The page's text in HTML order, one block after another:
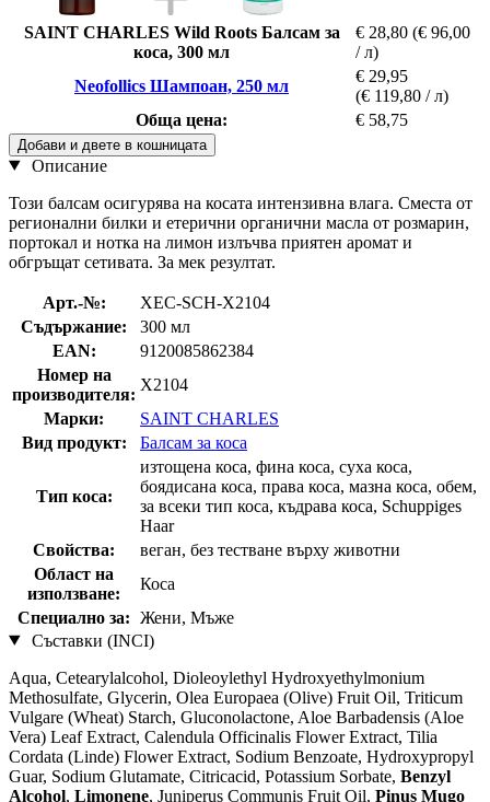
SAINT CHARLES Wild Roots Балсам за
коса, 300 мл
€ 28,80 (€ 96,00
/ л)
Neofollics Шампоан, 250 мл
€ 29,95
(€ 119,80 / л)
Обща цена:
€ 58,75
Добави и двете в кошницата
Описание
Този балсам осигурява на косата интензивна влага. Сместа от
регионални билки и етерични органични масла от розмарин,
портокал и нотка на лимон излъчва приятен аромат и
обгръщат сетивата. За мек резултат.
Арт.-№:
XEC-SCH-X2104
Съдържание:
300 мл
EAN:
9120085862384
Номер на
производителя:
X2104
Марки:
SAINT CHARLES
Вид продукт:
Балсам за коса
Тип коса:
изтощена коса, фина коса, суха коса,
боядисана коса, права коса, мазна коса, обем,
за всеки тип коса, къдрава коса, Schuppiges
Haar
Свойства:
веган, без тестване върху животни
Област на
използване:
Коса
Специално за: Жени, Мъже
Съставки (INCI)
Aqua, Cetearylalcohol, Dioleoylethyl Hydroxyethylmonium
Methosulfate, Glycerin, Olea Europaea (Olive) Fruit Oil, Triticum
Vulgare (Wheat) Starch, Gluconolactone, Aloe Barbadensis (Aloe
Vera) Leaf Extract, Calendula Officinalis Flower Extract, Tilia
Cordata (Linde) Flower Extract, Sodium Benzoate, Hydroxypropyl
Guar, Sodium Glutamate, Citricacid, Potassium Sorbate, Benzyl
Alcohol, Limonene, Juniperus Communis Fruit Oil, Pinus Mugo